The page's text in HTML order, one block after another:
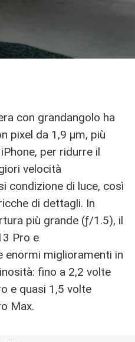
con grandangolo ha
pixel da 1,9 µm, più
per ridurre il
velocità
condizione di luce, così
di dettagli. In
più grande (ƒ/1.5), il
Pro e
enormi miglioramenti in
fino a 2,2 volte
e quasi 1,5 volte
Max.